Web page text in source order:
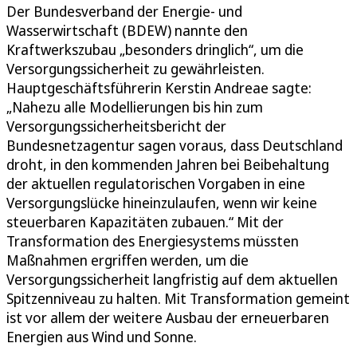
Der Bundesverband der Energie- und
Wasserwirtschaft (BDEW) nannte den
Kraftwerkszubau „besonders dringlich“, um die
Versorgungssicherheit zu gewährleisten.
Hauptgeschäftsführerin Kerstin Andreae sagte:
„Nahezu alle Modellierungen bis hin zum
Versorgungssicherheitsbericht der
Bundesnetzagentur sagen voraus, dass Deutschland
droht, in den kommenden Jahren bei Beibehaltung
der aktuellen regulatorischen Vorgaben in eine
Versorgungslücke hineinzulaufen, wenn wir keine
steuerbaren Kapazitäten zubauen.“ Mit der
Transformation des Energiesystems müssten
Maßnahmen ergriffen werden, um die
Versorgungssicherheit langfristig auf dem aktuellen
Spitzenniveau zu halten. Mit Transformation gemeint
ist vor allem der weitere Ausbau der erneuerbaren
Energien aus Wind und Sonne.